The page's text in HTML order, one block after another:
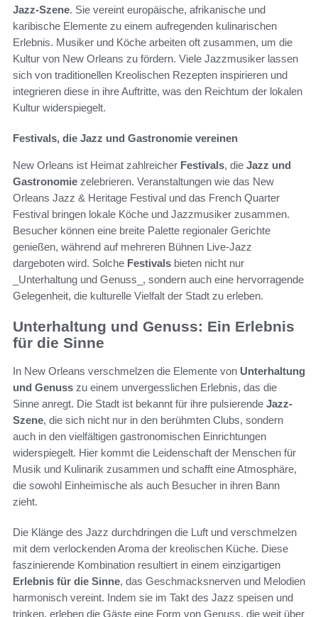
Jazz-Szene. Sie vereint europäische, afrikanische und
karibische Elemente zu einem aufregenden kulinarischen
Erlebnis. Musiker und Köche arbeiten oft zusammen, um die
Kultur von New Orleans zu fördern. Viele Jazzmusiker lassen
sich von traditionellen Kreolischen Rezepten inspirieren und
integrieren diese in ihre Auftritte, was den Reichtum der lokalen
Kultur widerspiegelt.
Festivals, die Jazz und Gastronomie vereinen
New Orleans ist Heimat zahlreicher Festivals, die Jazz und
Gastronomie zelebrieren. Veranstaltungen wie das New
Orleans Jazz & Heritage Festival und das French Quarter
Festival bringen lokale Köche und Jazzmusiker zusammen.
Besucher können eine breite Palette regionaler Gerichte
genießen, während auf mehreren Bühnen Live-Jazz
dargeboten wird. Solche Festivals bieten nicht nur
_Unterhaltung und Genuss_, sondern auch eine hervorragende
Gelegenheit, die kulturelle Vielfalt der Stadt zu erleben.
Unterhaltung und Genuss: Ein Erlebnis
für die Sinne
In New Orleans verschmelzen die Elemente von Unterhaltung
und Genuss zu einem unvergesslichen Erlebnis, das die
Sinne anregt. Die Stadt ist bekannt für ihre pulsierende Jazz-
Szene, die sich nicht nur in den berühmten Clubs, sondern
auch in den vielfältigen gastronomischen Einrichtungen
widerspiegelt. Hier kommt die Leidenschaft der Menschen für
Musik und Kulinarik zusammen und schafft eine Atmosphäre,
die sowohl Einheimische als auch Besucher in ihren Bann
zieht.
Die Klänge des Jazz durchdringen die Luft und verschmelzen
mit dem verlockenden Aroma der kreolischen Küche. Diese
faszinierende Kombination resultiert in einem einzigartigen
Erlebnis für die Sinne, das Geschmacksnerven und Melodien
harmonisch vereint. Indem sie im Takt des Jazz speisen und
trinken, erleben die Gäste eine Form von Genuss, die weit über